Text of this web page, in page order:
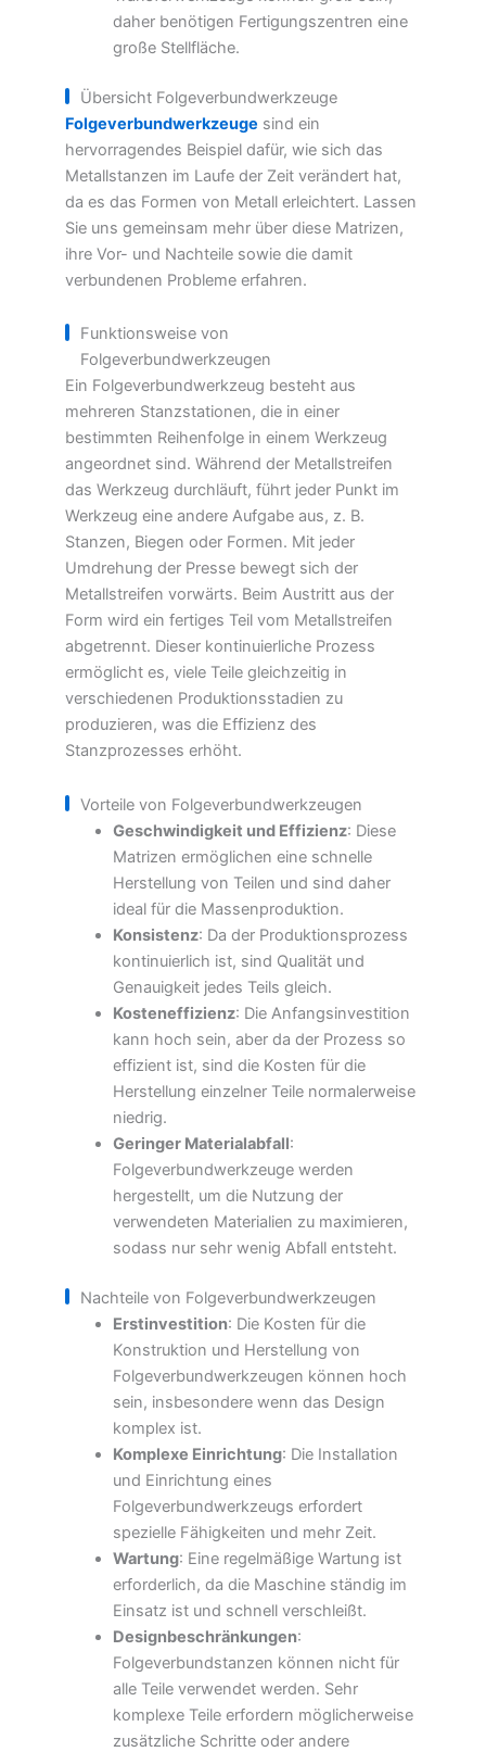
daher benötigen Fertigungszentren eine
große Stellfläche.
Übersicht Folgeverbundwerkzeuge
Folgeverbundwerkzeuge sind ein
hervorragendes Beispiel dafür, wie sich das
Metallstanzen im Laufe der Zeit verändert hat,
da es das Formen von Metall erleichtert. Lassen
Sie uns gemeinsam mehr über diese Matrizen,
ihre Vor- und Nachteile sowie die damit
verbundenen Probleme erfahren.
Funktionsweise von
Folgeverbundwerkzeugen
Ein Folgeverbundwerkzeug besteht aus
mehreren Stanzstationen, die in einer
bestimmten Reihenfolge in einem Werkzeug
angeordnet sind. Während der Metallstreifen
das Werkzeug durchläuft, führt jeder Punkt im
Werkzeug eine andere Aufgabe aus, z. B.
Stanzen, Biegen oder Formen. Mit jeder
Umdrehung der Presse bewegt sich der
Metallstreifen vorwärts. Beim Austritt aus der
Form wird ein fertiges Teil vom Metallstreifen
abgetrennt. Dieser kontinuierliche Prozess
ermöglicht es, viele Teile gleichzeitig in
verschiedenen Produktionsstadien zu
produzieren, was die Effizienz des
Stanzprozesses erhöht.
Vorteile von Folgeverbundwerkzeugen
Geschwindigkeit und Effizienz: Diese
Matrizen ermöglichen eine schnelle
Herstellung von Teilen und sind daher
ideal für die Massenproduktion.
Konsistenz: Da der Produktionsprozess
kontinuierlich ist, sind Qualität und
Genauigkeit jedes Teils gleich.
Kosteneffizienz: Die Anfangsinvestition
kann hoch sein, aber da der Prozess so
effizient ist, sind die Kosten für die
Herstellung einzelner Teile normalerweise
niedrig.
Geringer Materialabfall:
Folgeverbundwerkzeuge werden
hergestellt, um die Nutzung der
verwendeten Materialien zu maximieren,
sodass nur sehr wenig Abfall entsteht.
Nachteile von Folgeverbundwerkzeugen
Erstinvestition: Die Kosten für die
Konstruktion und Herstellung von
Folgeverbundwerkzeugen können hoch
sein, insbesondere wenn das Design
komplex ist.
Komplexe Einrichtung: Die Installation
und Einrichtung eines
Folgeverbundwerkzeugs erfordert
spezielle Fähigkeiten und mehr Zeit.
Wartung: Eine regelmäßige Wartung ist
erforderlich, da die Maschine ständig im
Einsatz ist und schnell verschleißt.
Designbeschränkungen:
Folgeverbundstanzen können nicht für
alle Teile verwendet werden. Sehr
komplexe Teile erfordern möglicherweise
zusätzliche Schritte oder andere